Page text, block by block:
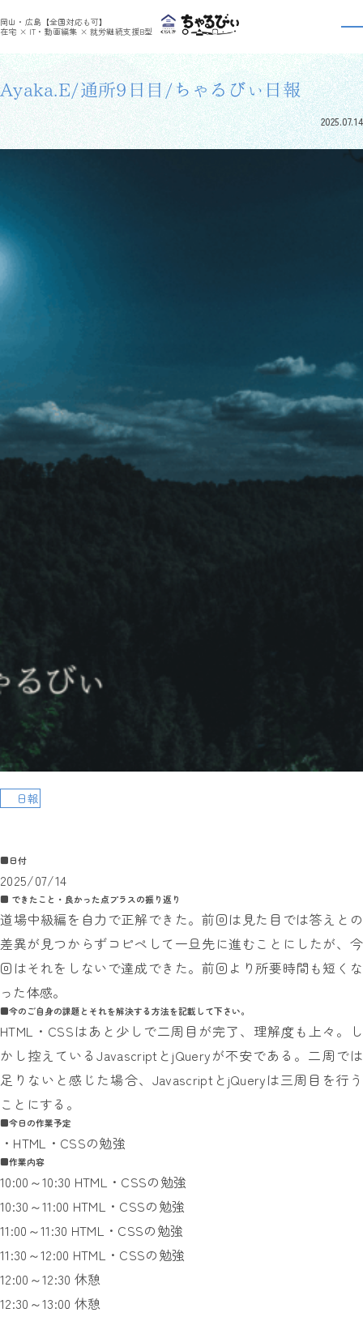
岡山・広島【全国対応も可】
在宅 × IT・動画編集 × 就労継続支援B型
利用者さんの日報 >
利用者さんの日報
Ayaka.E/通所9日目/ちゃるびぃ日報
2025.07.14
日報
■日付
2025/07/14
■ できたこと・良かった点プラスの振り返り
道場中級編を自力で正解できた。前回は見た目では答えとの
差異が見つからずコピペして一旦先に進むことにしたが、今
回はそれをしないで達成できた。前回より所要時間も短くな
った体感。
■今のご自身の課題とそれを解決する方法を記載して下さい。
HTML・CSSはあと少しで二周目が完了、理解度も上々。し
かし控えているJavascriptとjQueryが不安である。二周では
足りないと感じた場合、JavascriptとjQueryは三周目を行う
ことにする。
■今日の作業予定
・HTML・CSSの勉強
■作業内容
10:00～10:30 HTML・CSSの勉強
10:30～11:00 HTML・CSSの勉強
11:00～11:30 HTML・CSSの勉強
11:30～12:00 HTML・CSSの勉強
12:00～12:30 休憩
12:30～13:00 休憩